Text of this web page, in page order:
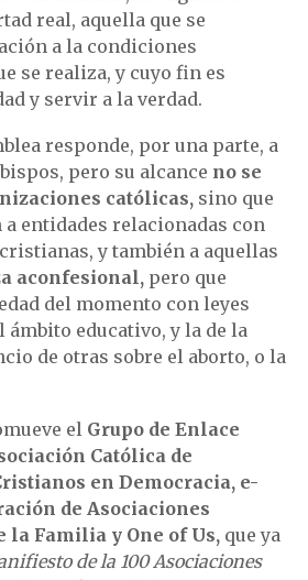
real, aquella que se
a la condiciones
se realiza, y cuyo fin es
y servir a la verdad.
responde, por una parte, a
pero su alcance no se
católicas, sino que
entidades relacionadas con
y también a aquellas
aconfesional, pero que
del momento con leyes
ámbito educativo, y la de la
de otras sobre el aborto, o la
el Grupo de Enlace
Católica de
en Democracia, e-
de Asociaciones
la Familia y One of Us, que ya
de la 100 Asociaciones